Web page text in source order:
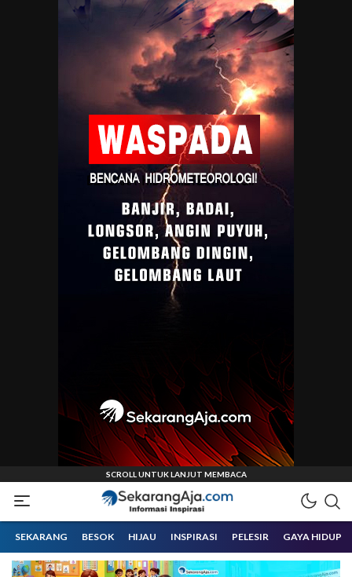
Sekarangaja
Informasi Inspirasi Malang Raya
SEKARANG BESOK HIJAU INSPIRASI PELESIR GAYA HIDUP